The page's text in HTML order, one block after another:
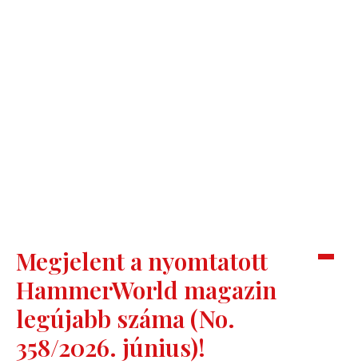
Megjelent a nyomtatott
HammerWorld magazin
legújabb száma (No.
358/2026. június)!